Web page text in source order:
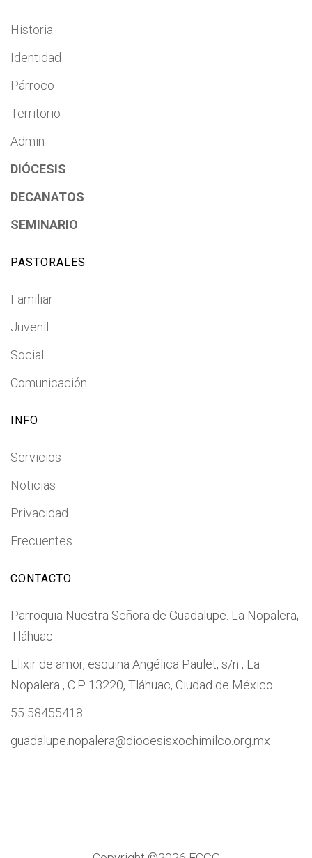
Historia
Identidad
Párroco
Territorio
Admin
DIÓCESIS
DECANATOS
SEMINARIO
PASTORALES
Familiar
Juvenil
Social
Comunicación
INFO
Servicios
Noticias
Privacidad
Frecuentes
CONTACTO
Parroquia Nuestra Señora de Guadalupe. La Nopalera,
Tláhuac
Elixir de amor, esquina Angélica Paulet, s/n , La
Nopalera , C.P. 13220, Tláhuac, Ciudad de México
55 58455418
guadalupe.nopalera@diocesisxochimilco.org.mx